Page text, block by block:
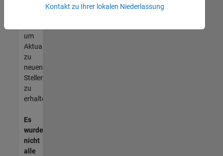
unseres
um
Aktualisierungen
zu
neuen
Stellenangeboten
zu
erhalten.
Es
wurden
nicht
alle
Kontakt zu Ihrer lokalen Niederlassung